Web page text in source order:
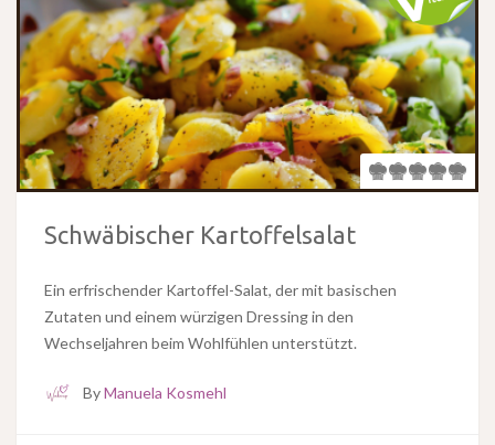
Schwäbischer Kartoffelsalat
Ein erfrischender Kartoffel-Salat, der mit basischen
Zutaten und einem würzigen Dressing in den
Wechseljahren beim Wohlfühlen unterstützt.
ByManuela Kosmehl